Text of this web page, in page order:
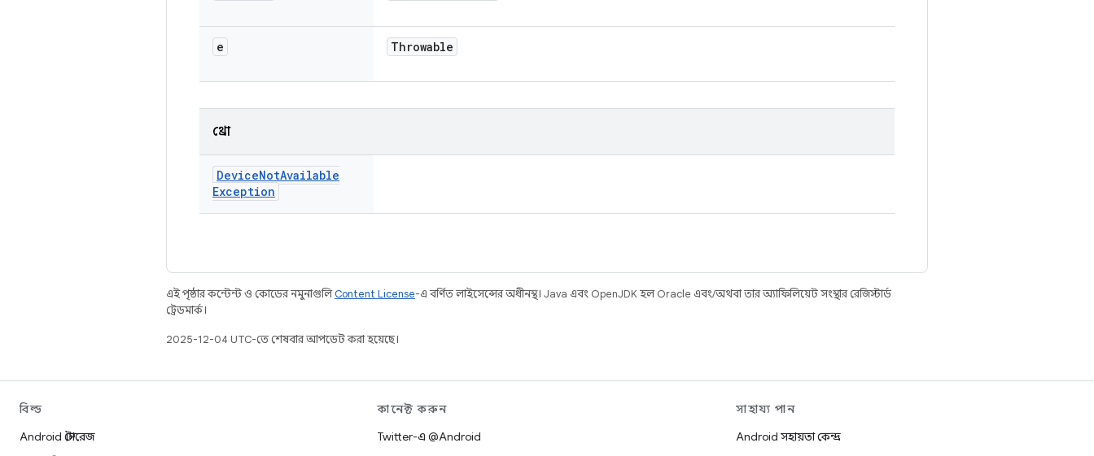
e Throwable
থ্রো
DeviceNotAvailable
Exception
এই পৃষ্ঠার কন্টেন্ট ও কোডের নমুনাগুলিContent License-এ বর্ণিত লাইসেন্সের অধীনস্থ। Java এবং OpenJDK হল Oracle এবং/অথবা তার অ্যাফিলিয়েট সংস্থার রেজিস্টার্ড
ট্রেডমার্ক।
2025-12-04 UTC-তে শেষবার আপডেট করা হয়েছে।
বিল্ড
Android স্টোরেজ
কানেক্ট করুন
Twitter-এ @Android
সাহায্য পান
Android সহায়তা কেন্দ্র